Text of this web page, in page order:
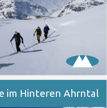
im Hinteren Ahrntal